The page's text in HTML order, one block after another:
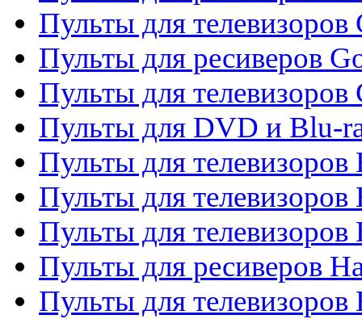
Пульты для телевизоров
Пульты для ресиверов
Пульты для телевизоров
Пульты для DVD и Blu-
Пульты для телевизоров
Пульты для телевизоров
Пульты для
Пульты для ресиверов
Пульты для телевизоров